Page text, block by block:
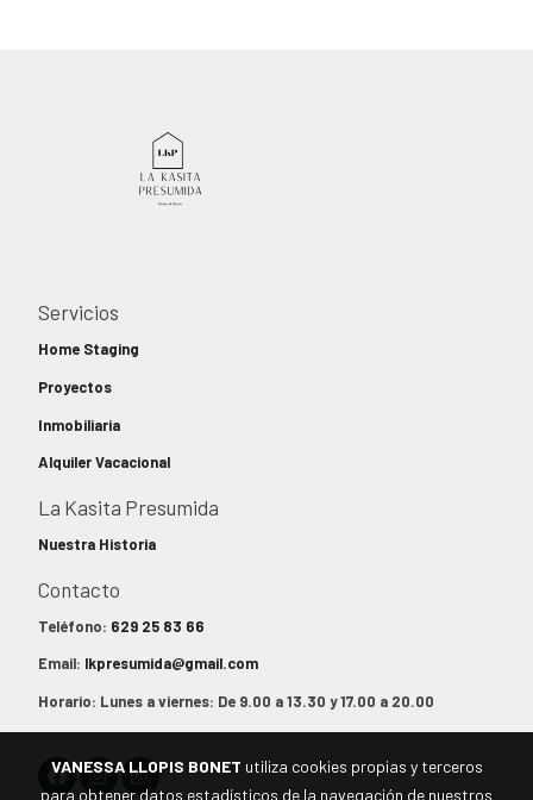
Servicios
Home Staging
Proyectos
Inmobiliaria
Alquiler Vacacional
La Kasita Presumida
Nuestra Historia
Contacto
Teléfono: 629 25 83 66
Email: lkpresumida@gmail.com
Horario: Lunes a viernes: De 9.00 a 13.30 y 17.00 a 20.00
VANESSA LLOPIS BONET utiliza cookies propias y terceros
para obtener datos estadísticos de la navegación de nuestros